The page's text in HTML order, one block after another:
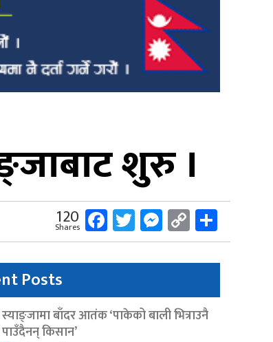
शुरु ।
120
Shares Facebook
Twitter
Messenger
Copy
Link
Posts
स्याङ्जामा बाँदर आतंक ‘पाकेको बाली भित्राउनै
पाउँदैनन् किसान’